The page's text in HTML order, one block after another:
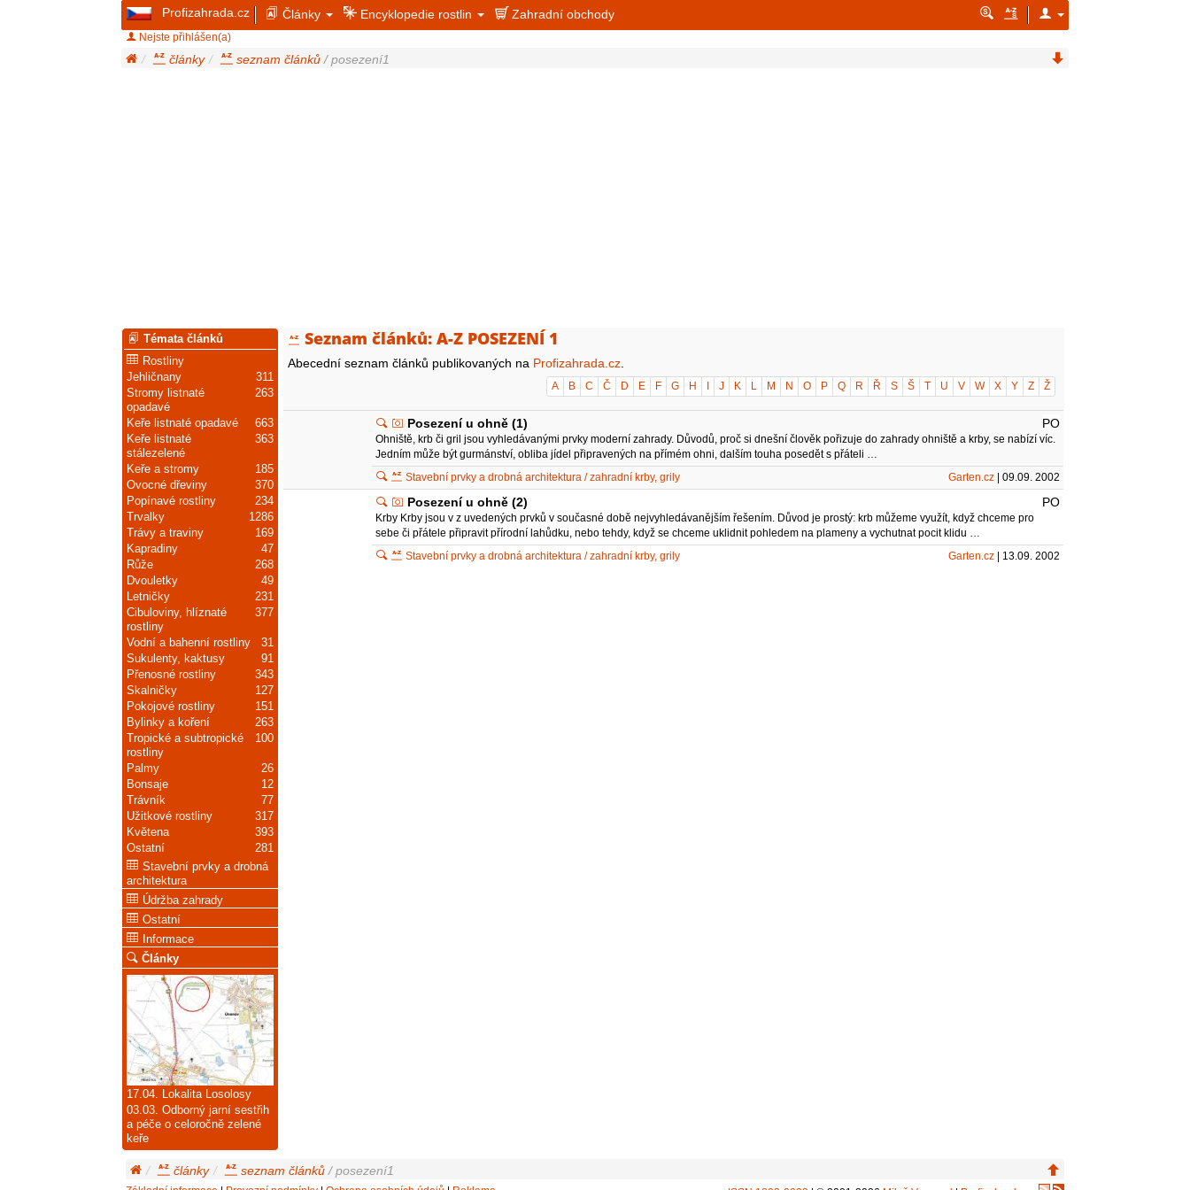
Profizahrada.cz Články Encyklopedie rostlin Zahradní obchody
Nejste přihlášen(a)
články seznam článků / posezení1
Seznam článků: A-Z POSEZENÍ 1
Abecední seznam článků publikovaných na Profizahrada.cz
A B C Č D E F G H J K L M N O P Q R Ř S Š T U V W X Y Z Ž
Posezení u ohně (1) PO
Ohniště, krb či gril jsou vyhledávanými prvky moderní zahrady. Důvodů, proč si dnešní člověk pořizuje do zahrady ohniště a krby, se nabízí víc.
Jedním může být gurmánství, obliba jídel připravených na přímém ohni, dalším touha posedět s přáteli …
Garten.cz | 09.09. 2002
Stavební prvky a drobná architektura / zahradní krby, grily
Posezení u ohně (2) PO
Krby Krby jsou v z uvedených prvků v současné době nejvyhledávanějším řešením. Důvod je prostý: krb můžeme využít, když chceme pro
sebe či přátele připravit přírodní lahůdku, nebo tehdy, když se chceme uklidnit pohledem na plameny a vychutnat pocit klidu …
Garten.cz | 13.09. 2002
Stavební prvky a drobná architektura / zahradní krby, grily
Témata článků
Rostliny
311
Jehličnany
263
Stromy listnaté
opadavé
663
Keře listnaté opadavé
363
Keře listnaté
stálezelené
185
Keře a stromy
370
Ovocné dřeviny
234
Popínavé rostliny
1286
Trvalky
169
Trávy a traviny
47
Kapradiny
268
Růže
49
Dvouletky
231
Letničky
377
Cibuloviny, hlíznaté
rostliny
31
Vodní a bahenní rostliny
91
Sukulenty, kaktusy
343
Přenosné rostliny
127
Skalničky
151
Pokojové rostliny
263
Bylinky a koření
100
Tropické a subtropické
rostliny
26
Palmy
12
Bonsaje
77
Trávník
317
Užitkové rostliny
393
Květena
281
Ostatní
Stavební prvky a drobná
architektura
Údržba zahrady
Ostatní
Informace
Články
17.04. Lokalita Losolosy
03.03. Odborný jarní sestřih
a péče o celoročně zelené
keře
články seznam článků / posezení1